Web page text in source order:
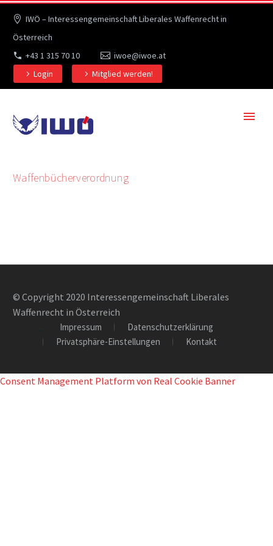
IWÖ – Interessengemeinschaft Liberales Waffenrecht in
Österreich
+43 1 315 70 10
iwoe@iwoe.at
Login
Mitglied werden!
Waffenbücherverordnung
© Copyright 2020 Interessengemeinschaft Liberales
Waffenrecht in Österreich
Impressum
Datenschutzerklärung
Privatsphäre-Einstellungen
Kontakt
Consent Management Platform von Real Cookie Banner